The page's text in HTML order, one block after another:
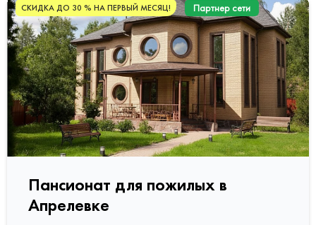
СКИДКА ДО 30 % НА ПЕРВЫЙ МЕСЯЦ! Партнер сети
Пансионат для пожилых в
Апрелевке